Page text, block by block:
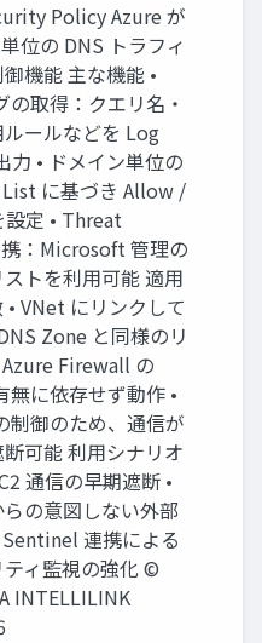
Policy Azure が
位の DNS トラフィ
機能 主な機能 •
の取得：クエリ名・
ールなどを Log
力 • ドメイン単位の
に基づき Allow /
定 • Threat
：Microsoft 管理の
トを利用可能 適用
VNet にリンクして
Zone と同様のリ
Firewall の
無に依存せず動作 •
制御のため、通信が
可能 利用シナリオ
通信の早期遮断 •
の意図しない外部
連携による
ティ監視の強化 ©
INTELLILINK